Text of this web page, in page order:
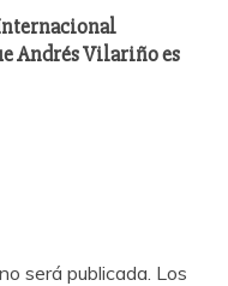
Andrés Vilariño es
será publicada. Los